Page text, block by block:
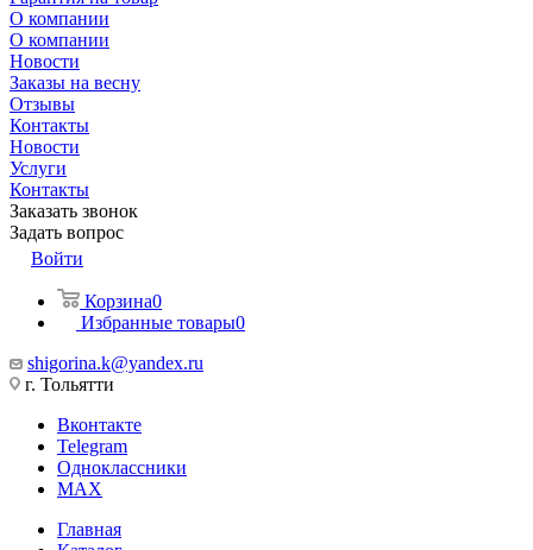
О компании
О компании
Новости
Заказы на весну
Отзывы
Контакты
Новости
Услуги
Контакты
Заказать звонок
Задать вопрос
Войти
Корзина0
Избранные товары0
shigorina.k@yandex.ru
г. Тольятти
Вконтакте
Telegram
Одноклассники
MAX
Главная